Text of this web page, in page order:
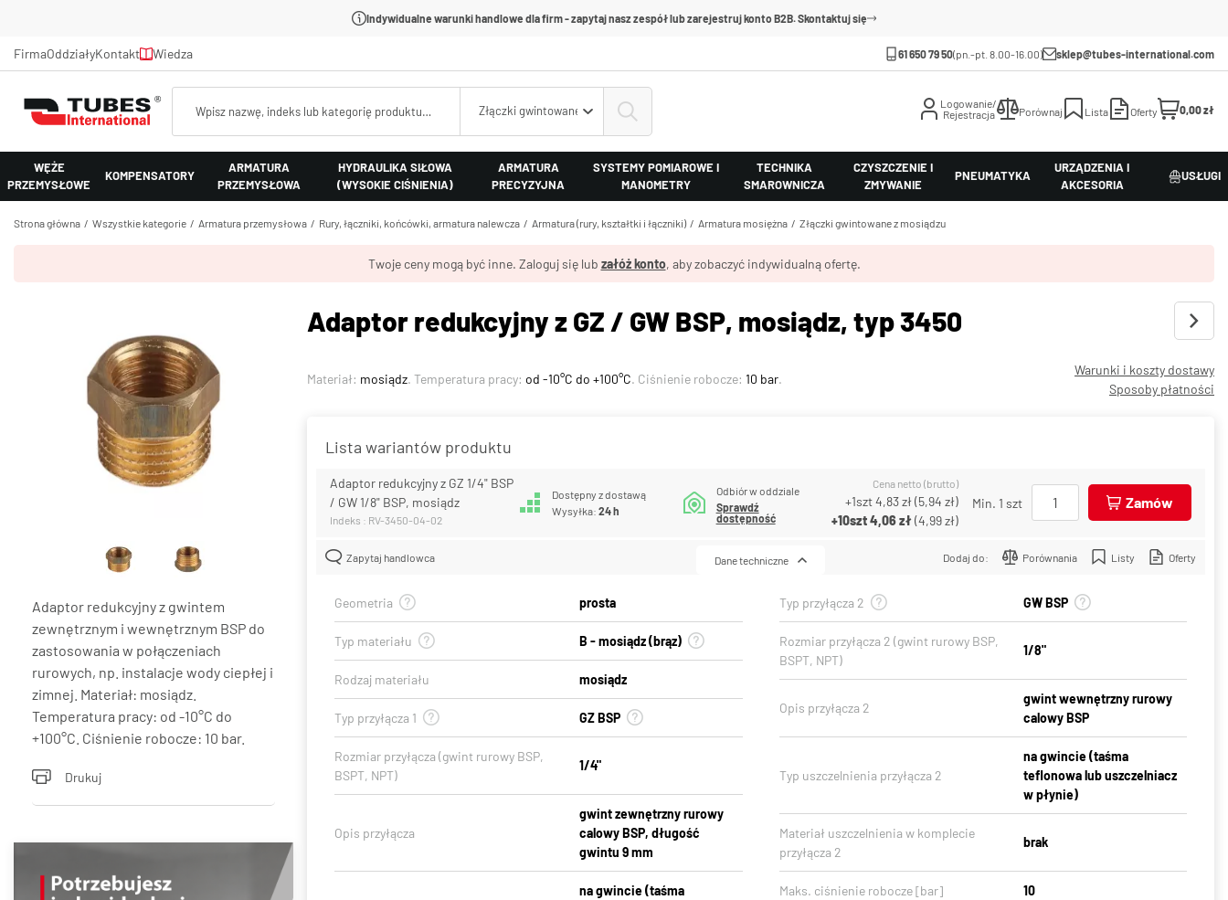
Indywidualne warunki handlowe dla firm - zapytaj nasz zespół lub zarejestruj konto B2B. Skontaktuj się
FirmaOddziałyKontakt Wiedza 61 650 79 50(pn.-pt. 8.00-16.00) sklep@tubes-international.com
Złączki gwintowane z mosiądzu
Logowanie/
Rejestracja
Porównaj Lista Oferty 0,00 zł
WĘŻE
PRZEMYSŁOWE
KOMPENSATORY
ARMATURA
PRZEMYSŁOWA
HYDRAULIKA SIŁOWA
(WYSOKIE CIŚNIENIA)
ARMATURA
PRECYZYJNA
SYSTEMY POMIAROWE I
MANOMETRY
TECHNIKA
SMAROWNICZA
CZYSZCZENIE I
ZMYWANIE
PNEUMATYKA
URZĄDZENIA I
AKCESORIA
USŁUGI
Strona główna Wszystkie kategorie Armatura przemysłowa Rury, łączniki, końcówki, armatura nalewcza Armatura (rury, kształtki i łączniki) Armatura mosiężna Złączki gwintowane z mosiądzu
Twoje ceny mogą być inne. Zaloguj się lub załóż konto, aby zobaczyć indywidualną ofertę.
Adaptor redukcyjny z gwintem
zewnętrznym i wewnętrznym BSP do
zastosowania w połączeniach
rurowych, np. instalacje wody ciepłej i
zimnej. Materiał: mosiądz.
Temperatura pracy: od -10°C do
+100°C. Ciśnienie robocze: 10 bar.
Drukuj
Adaptor redukcyjny z GZ / GW BSP, mosiądz, typ 3450
Materiał: mosiądz. Temperatura pracy: od -10°C do +100°C. Ciśnienie robocze: 10 bar.
Warunki i koszty dostawy
Sposoby płatności
Lista wariantów produktu
Adaptor redukcyjny z GZ 1/4" BSP
/ GW 1/8" BSP, mosiądz
Indeks : RV-3450-04-02
Dostępny z dostawą
Wysyłka:24 h
Odbiór w oddziale
Sprawdź
dostępność
Cena netto (brutto)
+1szt4,83 zł(5,94 zł)
+10szt4,06 zł(4,99 zł)
Min. 1 szt Zamów
Zapytaj handlowca Dodaj do: Porównania Listy Oferty
Dane techniczne
Geometria prosta
Typ materiału B - mosiądz (brąz)
Rodzaj materiału mosiądz
Typ przyłącza 1 GZ BSP
Rozmiar przyłącza (gwint rurowy BSP,
BSPT, NPT)
1/4"
Opis przyłącza
gwint zewnętrzny rurowy
calowy BSP, długość
gwintu 9 mm
na gwincie (taśma
Typ przyłącza 2 GW BSP
Rozmiar przyłącza 2 (gwint rurowy BSP,
BSPT, NPT)
1/8"
Opis przyłącza 2
gwint wewnętrzny rurowy
calowy BSP
Typ uszczelnienia przyłącza 2
na gwincie (taśma
teflonowa lub uszczelniacz
w płynie)
Materiał uszczelnienia w komplecie
przyłącza 2
brak
Maks. ciśnienie robocze [bar] 10